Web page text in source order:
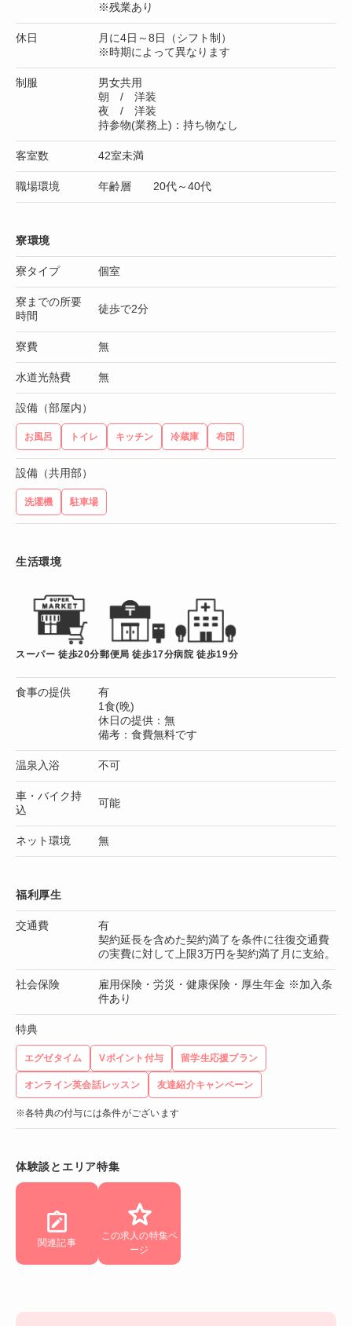
※残業あり
休日
月に4日～8日（シフト制）
※時期によって異なります
制服
男女共用
朝 / 洋装
夜 / 洋装
持参物(業務上)：持ち物なし
客室数 42室未満
職場環境 年齢層 20代～40代
寮環境
寮タイプ 個室
寮までの所要
時間
徒歩で2分
寮費 無
水道光熱費 無
設備（部屋内）
お風呂 トイレ キッチン 冷蔵庫 布団
設備（共用部）
洗濯機 駐車場
生活環境
スーパー 徒歩20分郵便局 徒歩17分病院 徒歩19分
食事の提供
有
1食(晩)
休日の提供：無
備考：食費無料です
温泉入浴 不可
車・バイク持
込
可能
ネット環境 無
福利厚生
交通費
有
契約延長を含めた契約満了を条件に往復交通費
の実費に対して上限3万円を契約満了月に支給。
社会保険
雇用保険・労災・健康保険・厚生年金 ※加入条
件あり
特典
エグゼタイム Vポイント付与 留学生応援プラン
オンライン英会話レッスン 友達紹介キャンペーン
※各特典の付与には条件がございます
体験談とエリア特集
関連記事
この求人の特集ペ
ージ